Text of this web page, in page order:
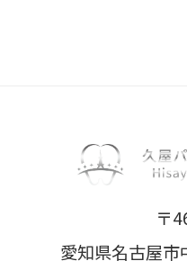
〒
愛知県名古屋市